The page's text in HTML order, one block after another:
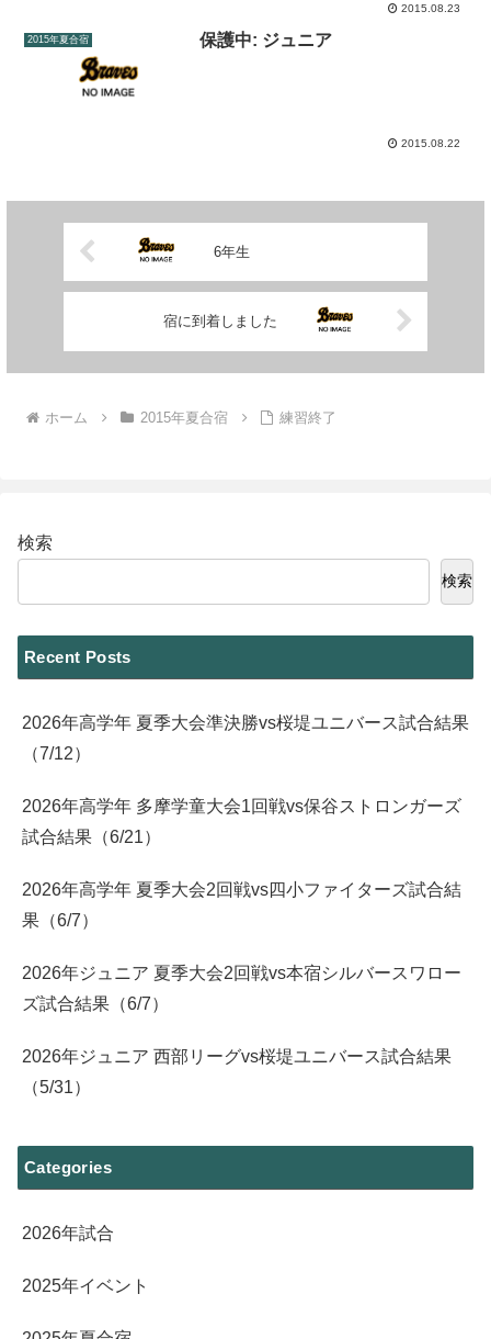
2015.08.23
2015年夏合宿 保護中: ジュニア
2015.08.22
6年生
宿に到着しました
ホーム 2015年夏合宿 練習終了
検索
検索
Recent Posts
2026年高学年 夏季大会準決勝vs桜堤ユニバース試合結果
（7/12）
2026年高学年 多摩学童大会1回戦vs保谷ストロンガーズ
試合結果（6/21）
2026年高学年 夏季大会2回戦vs四小ファイターズ試合結
果（6/7）
2026年ジュニア 夏季大会2回戦vs本宿シルバースワロー
ズ試合結果（6/7）
2026年ジュニア 西部リーグvs桜堤ユニバース試合結果
（5/31）
Categories
2026年試合
2025年イベント